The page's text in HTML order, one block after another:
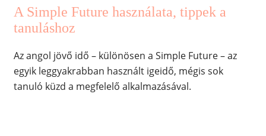
A Simple Future használata, tippek a
tanuláshoz
Az angol jövő idő – különösen a Simple Future – az
egyik leggyakrabban használt igeidő, mégis sok
tanuló küzd a megfelelő alkalmazásával.